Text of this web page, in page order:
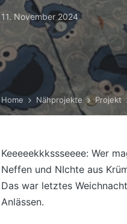
11. November 2024
Home Nähprojekte Projekt
Keeeeekkkssseeee: Wer
Neffen und NIchte aus
Das war letztes
Anlässen.